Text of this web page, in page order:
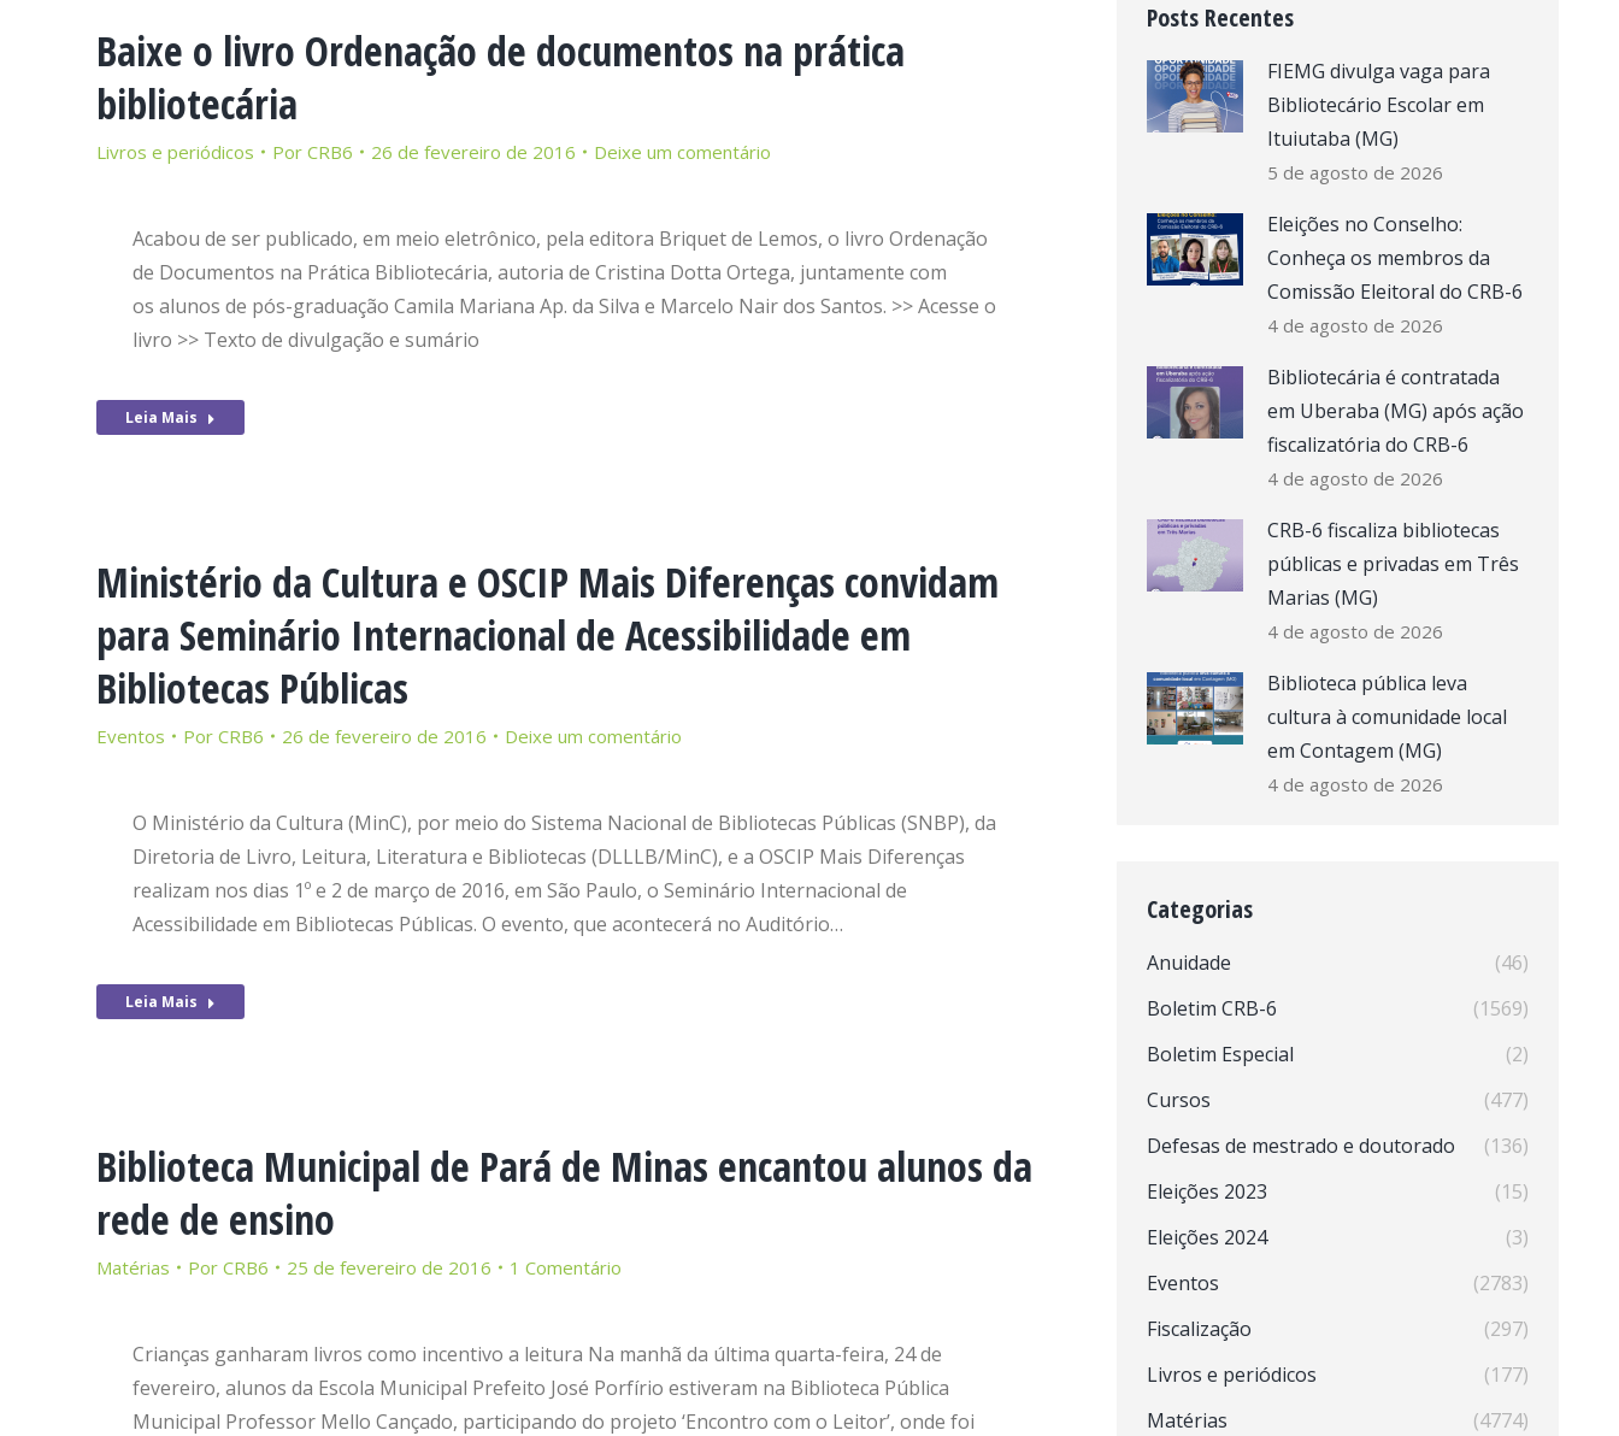
Baixe o livro Ordenação de documentos na prática
bibliotecária
Livros e periódicos Por CRB6 26 de fevereiro de 2016 Deixe um comentário
Acabou de ser publicado, em meio eletrônico, pela editora Briquet de Lemos, o livro Ordenação
de Documentos na Prática Bibliotecária, autoria de Cristina Dotta Ortega, juntamente com
os alunos de pós-graduação Camila Mariana Ap. da Silva e Marcelo Nair dos Santos. >> Acesse o
livro >> Texto de divulgação e sumário
Leia Mais
Ministério da Cultura e OSCIP Mais Diferenças convidam
para Seminário Internacional de Acessibilidade em
Bibliotecas Públicas
Eventos Por CRB6 26 de fevereiro de 2016 Deixe um comentário
O Ministério da Cultura (MinC), por meio do Sistema Nacional de Bibliotecas Públicas (SNBP), da
Diretoria de Livro, Leitura, Literatura e Bibliotecas (DLLLB/MinC), e a OSCIP Mais Diferenças
realizam nos dias 1º e 2 de março de 2016, em São Paulo, o Seminário Internacional de
Acessibilidade em Bibliotecas Públicas. O evento, que acontecerá no Auditório…
Leia Mais
Biblioteca Municipal de Pará de Minas encantou alunos da
rede de ensino
Matérias Por CRB6 25 de fevereiro de 2016 1 Comentário
Crianças ganharam livros como incentivo a leitura Na manhã da última quarta-feira, 24 de
fevereiro, alunos da Escola Municipal Prefeito José Porfírio estiveram na Biblioteca Pública
Municipal Professor Mello Cançado, participando do projeto ‘Encontro com o Leitor’, onde foi
Posts Recentes
FIEMG divulga vaga para
Bibliotecário Escolar em
Ituiutaba (MG)
5 de agosto de 2026
Eleições no Conselho:
Conheça os membros da
Comissão Eleitoral do CRB-6
4 de agosto de 2026
Bibliotecária é contratada
em Uberaba (MG) após ação
fiscalizatória do CRB-6
4 de agosto de 2026
CRB-6 fiscaliza bibliotecas
públicas e privadas em Três
Marias (MG)
4 de agosto de 2026
Biblioteca pública leva
cultura à comunidade local
em Contagem (MG)
4 de agosto de 2026
Categorias
Anuidade
(46)
Boletim CRB-6
(1569)
Boletim Especial
(2)
Cursos
(477)
Defesas de mestrado e doutorado
(136)
Eleições 2023
(15)
Eleições 2024
(3)
Eventos
(2783)
Fiscalização
(297)
Livros e periódicos
(177)
Matérias
(4774)